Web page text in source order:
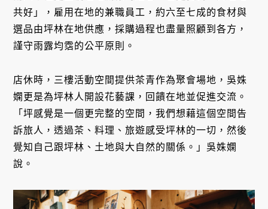
共好」，雇用在地的兼職員工，約六至七成的食材與
選品由坪林在地供應，採購過程也盡量照顧到各方，
謹守雨露均霑的公平原則。
店休時，三樓活動空間提供茶青作為聚會場地，吳姝
嫻更是為坪林人開設花藝課，回饋在地並促進交流。
「坪感覺是一個更完整的空間，我們想藉這個空間告
訴旅人，透過茶、料理、旅遊感受坪林的一切，然後
覺知自己跟坪林、土地與大自然的關係。」吳姝嫻
說。